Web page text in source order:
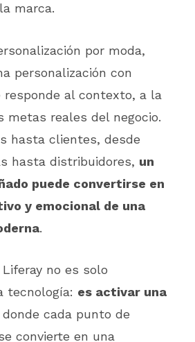
marca.
por moda,
personalización con
responde al contexto, a la
metas reales del negocio.
hasta clientes, desde
hasta distribuidores, un
puede convertirse en
y emocional de una
.
no es solo
tecnología: es activar una
donde cada punto de
convierte en una